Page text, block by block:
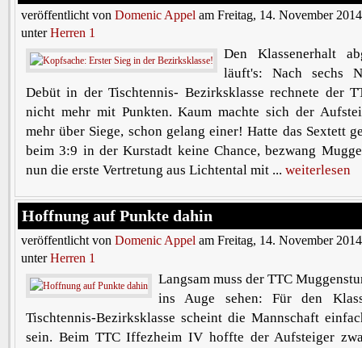
veröffentlicht von Domenic Appel am Freitag, 14. November
unterHerren 1
Den Klassenerhalt
läuft's: Nach sechs
Debüt in der Tischtennis- Bezirksklasse rechnete der
nicht mehr mit Punkten. Kaum machte sich der
mehr über Siege, schon gelang einer! Hatte das Sextett
beim 3:9 in der Kurstadt keine Chance, bezwang
nun die erste Vertretung aus Lichtental mit ... weiterlesen
Hoffnung auf Punkte dahin
veröffentlicht von Domenic Appel am Freitag, 14. November
unterHerren 1
Langsam muss der TTC
ins Auge sehen: Für den
Tischtennis-Bezirksklasse scheint die Mannschaft
sein. Beim TTC Iffezheim IV hoffte der Aufsteiger